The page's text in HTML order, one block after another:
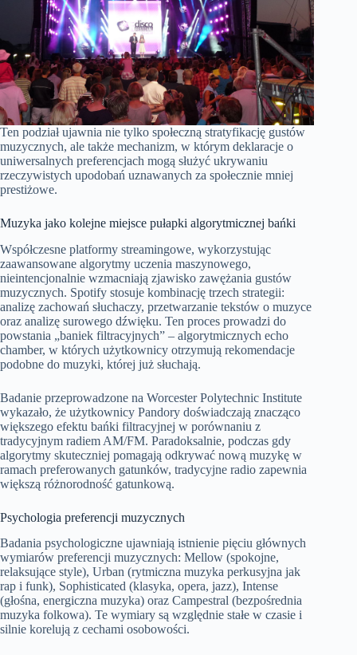
Ten podział ujawnia nie tylko społeczną stratyfikację gustów
muzycznych, ale także mechanizm, w którym deklaracje o
uniwersalnych preferencjach mogą służyć ukrywaniu
rzeczywistych upodobań uznawanych za społecznie mniej
prestiżowe.
Muzyka jako kolejne miejsce pułapki algorytmicznej bańki
Współczesne platformy streamingowe, wykorzystując
zaawansowane algorytmy uczenia maszynowego,
nieintencjonalnie wzmacniają zjawisko zawężania gustów
muzycznych. Spotify stosuje kombinację trzech strategii:
analizę zachowań słuchaczy, przetwarzanie tekstów o muzyce
oraz analizę surowego dźwięku. Ten proces prowadzi do
powstania „baniek filtracyjnych” – algorytmicznych echo
chamber, w których użytkownicy otrzymują rekomendacje
podobne do muzyki, której już słuchają.
Badanie przeprowadzone na Worcester Polytechnic Institute
wykazało, że użytkownicy Pandory doświadczają znacząco
większego efektu bańki filtracyjnej w porównaniu z
tradycyjnym radiem AM/FM. Paradoksalnie, podczas gdy
algorytmy skuteczniej pomagają odkrywać nową muzykę w
ramach preferowanych gatunków, tradycyjne radio zapewnia
większą różnorodność gatunkową.
Psychologia preferencji muzycznych
Badania psychologiczne ujawniają istnienie pięciu głównych
wymiarów preferencji muzycznych: Mellow (spokojne,
relaksujące style), Urban (rytmiczna muzyka perkusyjna jak
rap i funk), Sophisticated (klasyka, opera, jazz), Intense
(głośna, energiczna muzyka) oraz Campestral (bezpośrednia
muzyka folkowa). Te wymiary są względnie stałe w czasie i
silnie korelują z cechami osobowości.